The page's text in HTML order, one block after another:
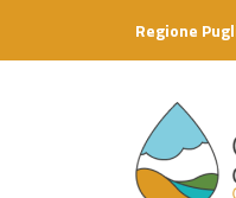
Regione